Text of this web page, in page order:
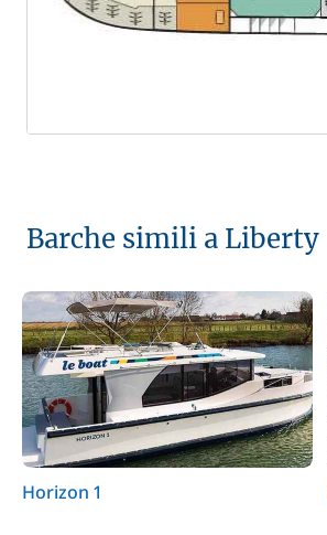
Barche simili a Liberty
Horizon 1